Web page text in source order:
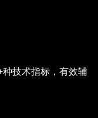
技术指标，有效辅